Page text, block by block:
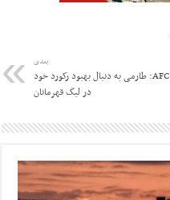
بعدی
سایت AFC: طارمی به دنبال بهبود رکورد خود
در لیگ قهرمانان